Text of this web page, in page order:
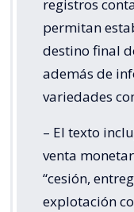
registros
permitan
destino final
además de
variedades
– El texto
venta
“cesión,
explotación